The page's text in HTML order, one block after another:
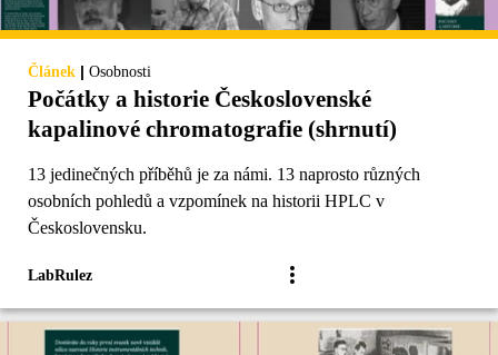
Článek | Osobnosti
Počátky a historie Československé
kapalinové chromatografie (shrnutí)
13 jedinečných příběhů je za námi. 13 naprosto různých
osobních pohledů a vzpomínek na historii HPLC v
Československu.
LabRulez